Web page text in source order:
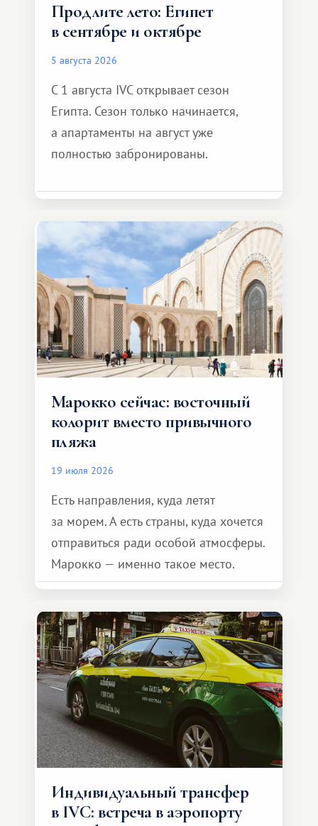
Продлите лето: Египет
в сентябре и октябре
5 августа 2026
С 1 августа IVC открывает сезон
Египта. Сезон только начинается,
а апартаменты на август уже
полностью забронированы.
Марокко сейчас: восточный
колорит вместо привычного
пляжа
19 июля 2026
Есть направления, куда летят
за морем. А есть страны, куда хочется
отправиться ради особой атмосферы.
Марокко — именно такое место.
Индивидуальный трансфер
в IVC: встреча в аэропорту